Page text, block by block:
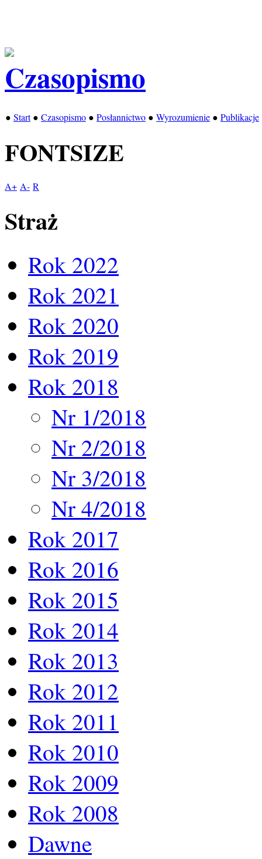
● Start● Czasopismo ● Posłannictwo ● Wyrozumienie ● Publikacje
FONTSIZE
A+ A- R
Straż
Rok 2022
Rok 2021
Rok 2020
Rok 2019
Rok 2018
Nr 1/2018
Nr 2/2018
Nr 3/2018
Nr 4/2018
Rok 2017
Rok 2016
Rok 2015
Rok 2014
Rok 2013
Rok 2012
Rok 2011
Rok 2010
Rok 2009
Rok 2008
Dawne